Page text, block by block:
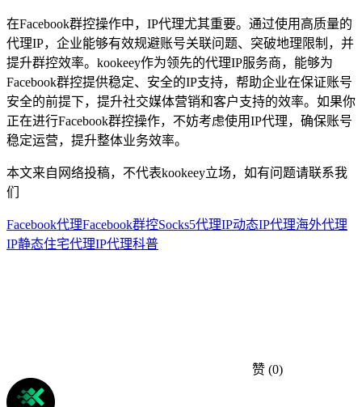
在Facebook群控操作中，IP代理尤其重要。通过使用高质量的
代理IP，企业能够有效规避账号关联问题、突破地理限制，并
提升群控效率。kookeey作为领先的代理IP服务商，能够为
Facebook群控提供稳定、安全的IP支持，帮助企业在保证账号
安全的前提下，提升社交媒体营销和客户支持的效率。如果你
正在进行Facebook群控操作，不妨考虑使用IP代理，确保账号
稳定运营，提升整体业务效率。
本文来自网络投稿，不代表kookeey立场，如有问题请联系我
们
Facebook代理Facebook群控Socks5代理IP动态IP代理海外代理
IP静态住宅代理IP代理科普
赞 (0)